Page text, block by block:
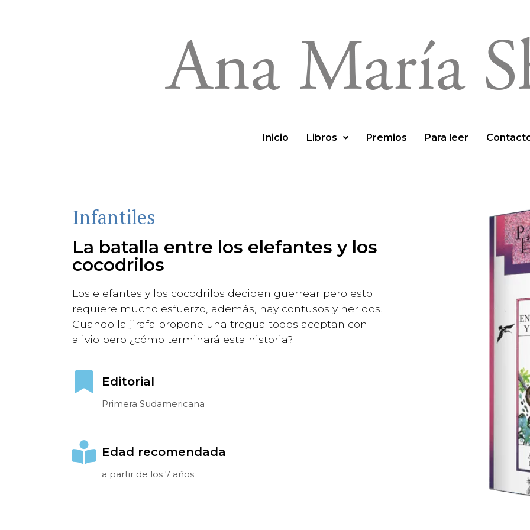
Inicio Libros Premios Para leer
Infantiles
La batalla entre los elefantes y los
cocodrilos
Los elefantes y los cocodrilos deciden guerrear pero esto
requiere mucho esfuerzo, además, hay contusos y heridos.
Cuando la jirafa propone una tregua todos aceptan con
alivio pero ¿cómo terminará esta historia?
Editorial
Primera Sudamericana
Edad recomendada
a partir de los 7 años